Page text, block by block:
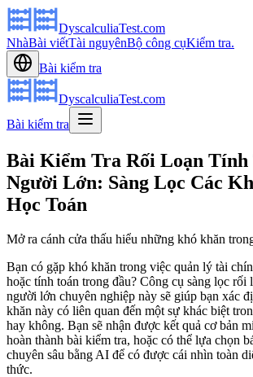
DyscalculiaTest.com
NhàBài viếtTài nguyênBộ công cụKiểm tra.
Bài kiểm tra
DyscalculiaTest.com
Bài kiểm tra
Bài Kiểm Tra Rối Loạn Tính
Người Lớn: Sàng Lọc Các
Học Toán
Mở ra cánh cửa thấu hiểu những khó khăn
Bạn có gặp khó khăn trong việc quản lý tài
hoặc tính toán trong đầu? Công cụ sàng lọc rối
người lớn chuyên nghiệp này sẽ giúp bạn xác
khăn này có liên quan đến một sự khác biệt
hay không. Bạn sẽ nhận được kết quả cơ bản
hoàn thành bài kiểm tra, hoặc có thể lựa chọn
chuyên sâu bằng AI để có được cái nhìn toàn
thức.